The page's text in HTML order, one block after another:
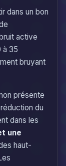
dans un bon
active
à 35
bruyant
présente
du
dans les
une
haut-